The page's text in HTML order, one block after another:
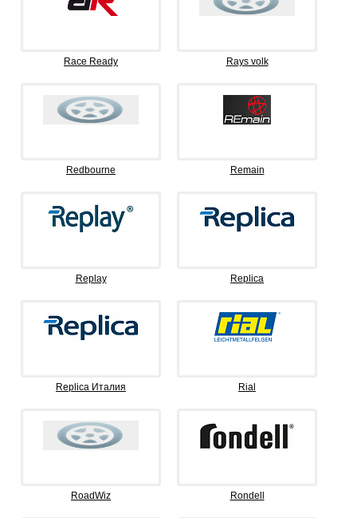
Race Ready Rays volk
Redbourne Remain
Replay Replica
Replica Италия Rial
RoadWiz Rondell